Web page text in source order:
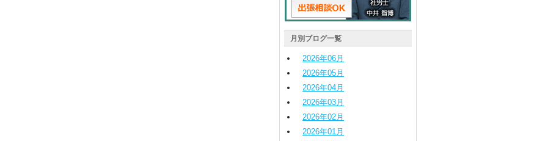
月別ブログ一覧
2026年06月
2026年05月
2026年04月
2026年03月
2026年02月
2026年01月